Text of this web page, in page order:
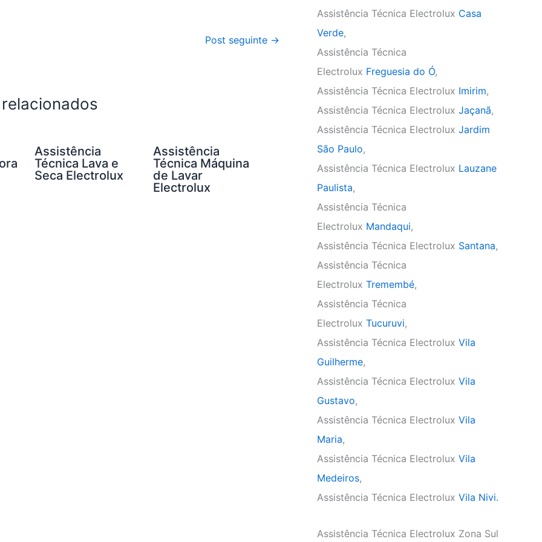
Post seguinte →
Assistência
Técnica Lava e
Seca Electrolux
Assistência
Técnica Máquina
de Lavar
Electrolux
Assistência Técnica Electrolux Casa
Verde,
Assistência Técnica
Electrolux Freguesia do Ó,
Assistência Técnica Electrolux Imirim,
Assistência Técnica Electrolux Jaçanã,
Assistência Técnica Electrolux Jardim
São Paulo,
Assistência Técnica Electrolux Lauzane
Paulista,
Assistência Técnica
Electrolux Mandaqui,
Assistência Técnica Electrolux Santana,
Assistência Técnica
Electrolux Tremembé,
Assistência Técnica
Electrolux Tucuruvi,
Assistência Técnica Electrolux Vila
Guilherme,
Assistência Técnica Electrolux Vila
Gustavo,
Assistência Técnica Electrolux Vila
Maria,
Assistência Técnica Electrolux Vila
Medeiros,
Assistência Técnica Electrolux Vila Nivi.
Assistência Técnica Electrolux Zona Sul